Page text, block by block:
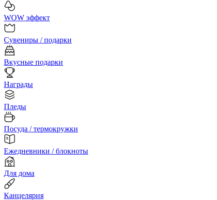
WOW эффект
Сувениры / подарки
Вкусные подарки
Награды
Пледы
Посуда / термокружки
Ежедневники / блокноты
Для дома
Канцелярия